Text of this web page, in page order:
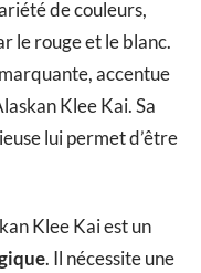
de couleurs,
le rouge et le blanc.
accentue
Klee Kai. Sa
lui permet d’être
Klee Kai est un
. Il nécessite une